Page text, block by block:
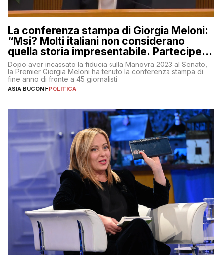
La conferenza stampa di Giorgia Meloni:
“Msi? Molti italiani non considerano
quella storia impresentabile. Parteciperò
al 25 aprile”
Dopo aver incassato la fiducia sulla Manovra 2023 al Senato,
la Premier Giorgia Meloni ha tenuto la conferenza stampa di
fine anno di fronte a 45 giornalisti
ASIA BUCONI-POLITICA